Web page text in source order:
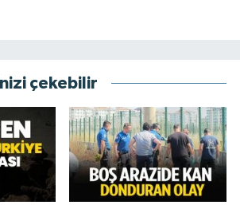
çekebilir